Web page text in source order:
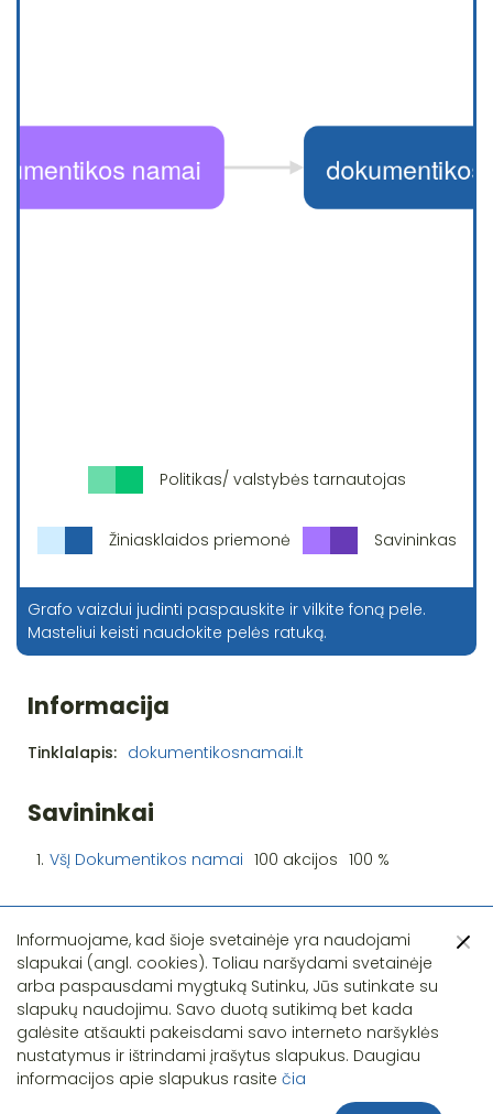
Politikas/ valstybės tarnautojas
Žiniasklaidos priemonė Savininkas
Grafo vaizdui judinti paspauskite ir vilkite foną pele.
Masteliui keisti naudokite pelės ratuką.
Informacija
Tinklalapis: dokumentikosnamai.lt
Savininkai
1. VšĮ Dokumentikos namai 100 akcijos 100 %
Pastebėjote klaidą?
Informuojame, kad šioje svetainėje yra naudojami
slapukai (angl. cookies). Toliau naršydami svetainėje
arba paspausdami mygtuką Sutinku, Jūs sutinkate su
slapukų naudojimu. Savo duotą sutikimą bet kada
galėsite atšaukti pakeisdami savo interneto naršyklės
nustatymus ir ištrindami įrašytus slapukus. Daugiau
informacijos apie slapukus rasite čia